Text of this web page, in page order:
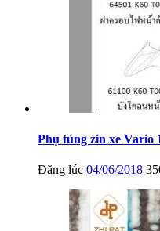
Phụ tùng zin xe Vario
Đăng lúc 04/06/2018